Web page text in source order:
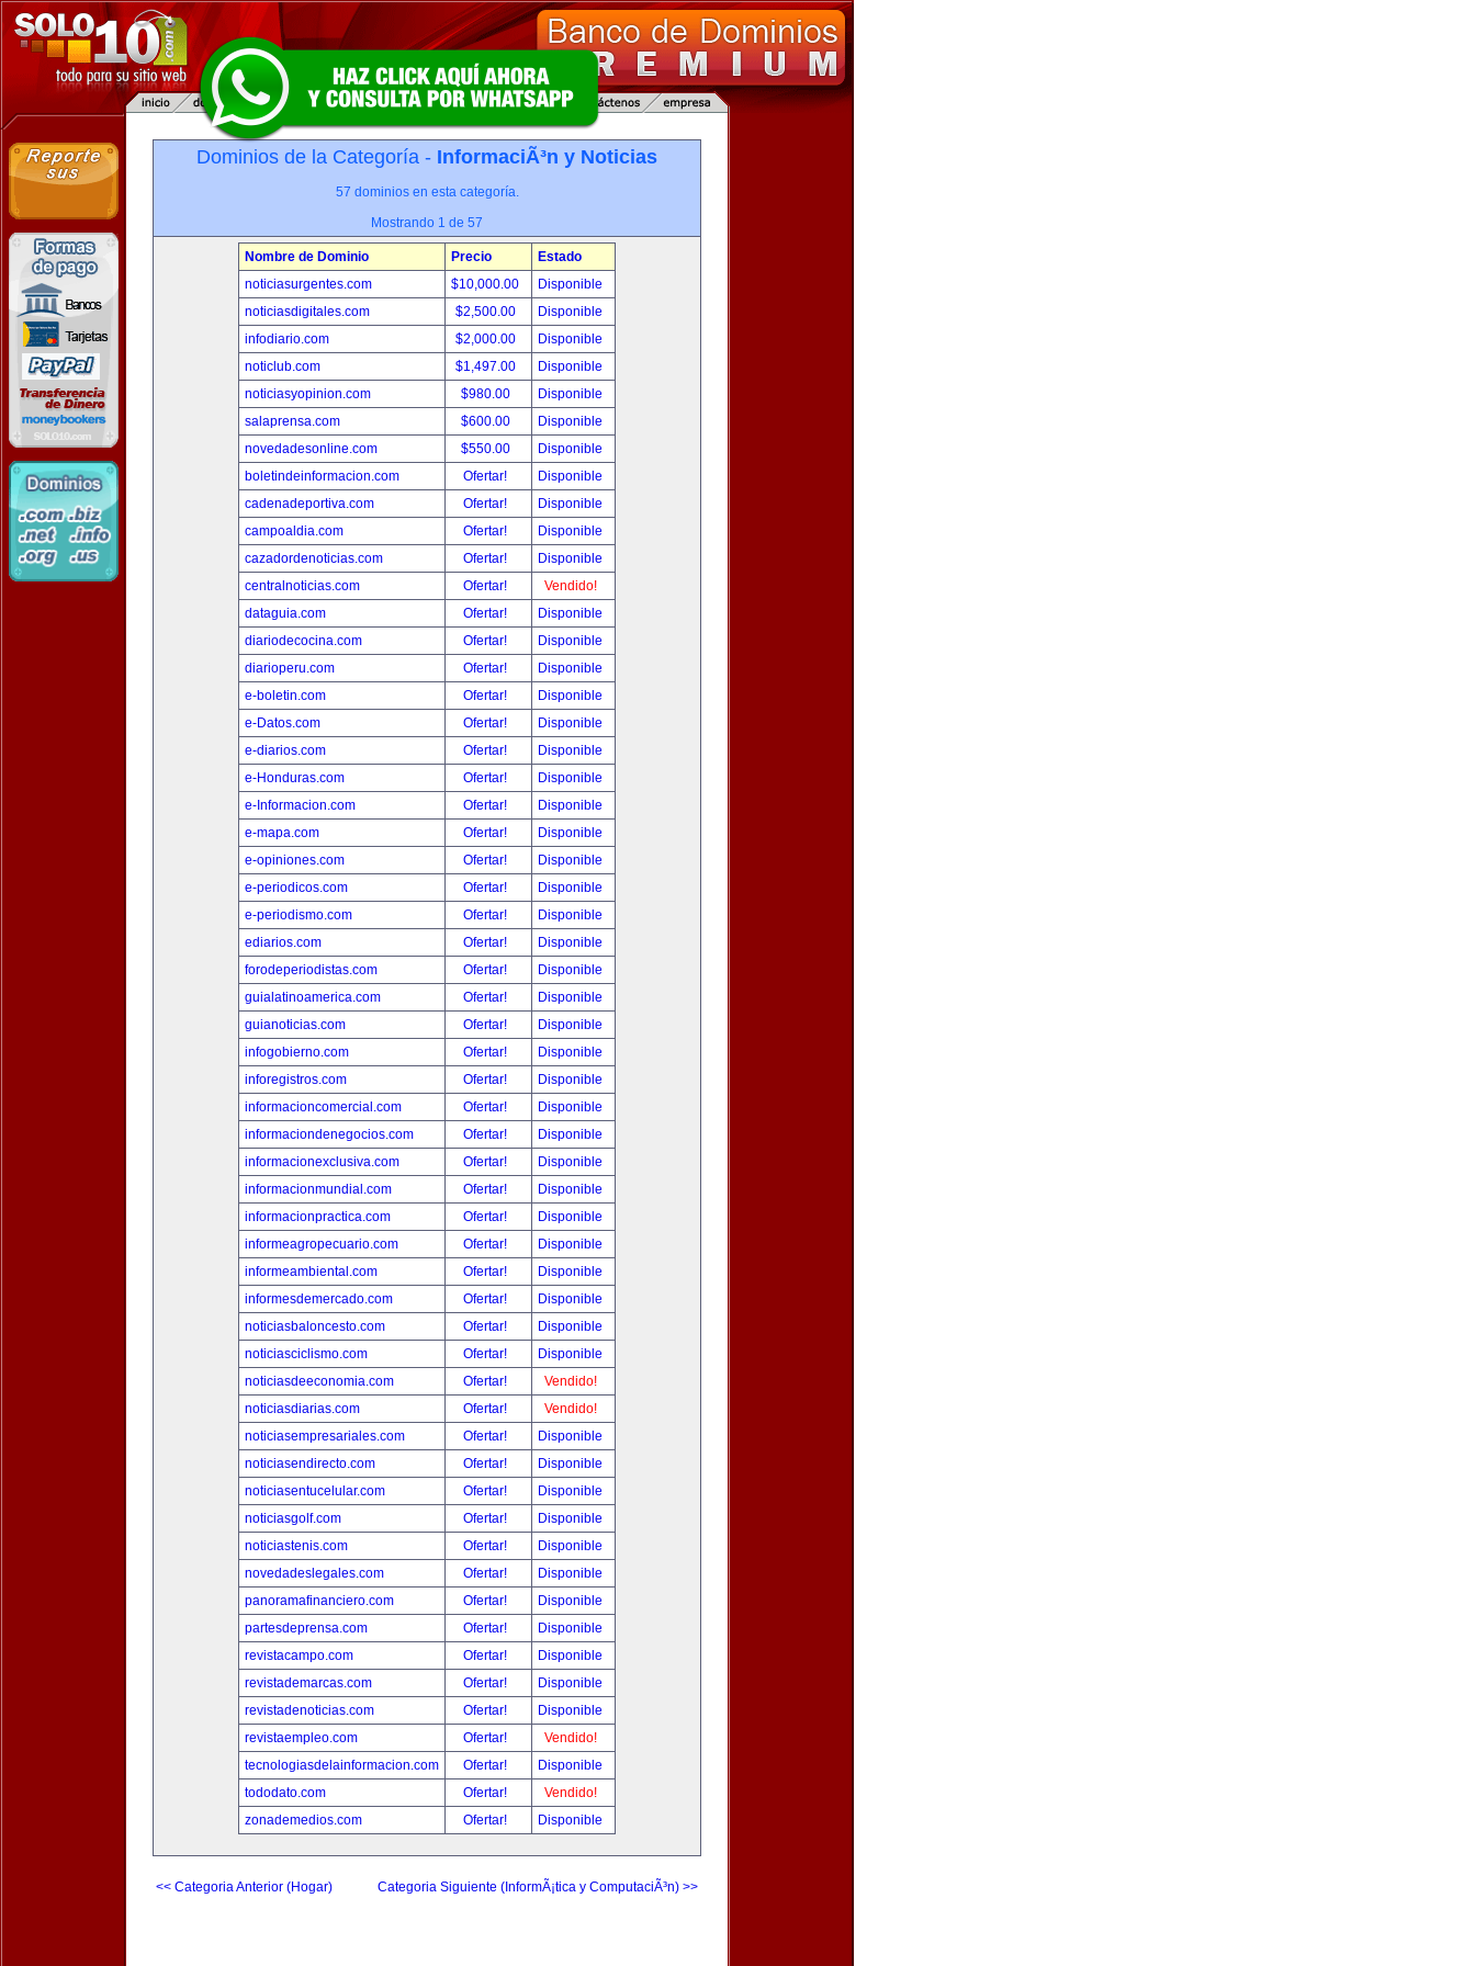
Dominios de la Categoría - InformaciÃ³n y Noticias
57 dominios en esta categoría.
Mostrando 1 de 57
Nombre de Dominio Precio
Estado
noticiasurgentes.com
$10,000.00
Disponible
noticiasdigitales.com
$2,500.00
Disponible
infodiario.com
$2,000.00
Disponible
noticlub.com
$1,497.00
Disponible
noticiasyopinion.com
$980.00
Disponible
salaprensa.com
$600.00
Disponible
novedadesonline.com
$550.00
Disponible
boletindeinformacion.com
Ofertar!
Disponible
cadenadeportiva.com
Ofertar!
Disponible
campoaldia.com
Ofertar!
Disponible
cazadordenoticias.com
Ofertar!
Disponible
centralnoticias.com
Ofertar!
Vendido!
dataguia.com
Ofertar!
Disponible
diariodecocina.com
Ofertar!
Disponible
diarioperu.com
Ofertar!
Disponible
e-boletin.com
Ofertar!
Disponible
e-Datos.com
Ofertar!
Disponible
e-diarios.com
Ofertar!
Disponible
e-Honduras.com
Ofertar!
Disponible
e-Informacion.com
Ofertar!
Disponible
e-mapa.com
Ofertar!
Disponible
e-opiniones.com
Ofertar!
Disponible
e-periodicos.com
Ofertar!
Disponible
e-periodismo.com
Ofertar!
Disponible
ediarios.com
Ofertar!
Disponible
forodeperiodistas.com
Ofertar!
Disponible
guialatinoamerica.com
Ofertar!
Disponible
guianoticias.com
Ofertar!
Disponible
infogobierno.com
Ofertar!
Disponible
inforegistros.com
Ofertar!
Disponible
informacioncomercial.com
Ofertar!
Disponible
informaciondenegocios.com
Ofertar!
Disponible
informacionexclusiva.com
Ofertar!
Disponible
informacionmundial.com
Ofertar!
Disponible
informacionpractica.com
Ofertar!
Disponible
informeagropecuario.com
Ofertar!
Disponible
informeambiental.com
Ofertar!
Disponible
informesdemercado.com
Ofertar!
Disponible
noticiasbaloncesto.com
Ofertar!
Disponible
noticiasciclismo.com
Ofertar!
Disponible
noticiasdeeconomia.com
Ofertar!
Vendido!
noticiasdiarias.com
Ofertar!
Vendido!
noticiasempresariales.com
Ofertar!
Disponible
noticiasendirecto.com
Ofertar!
Disponible
noticiasentucelular.com
Ofertar!
Disponible
noticiasgolf.com
Ofertar!
Disponible
noticiastenis.com
Ofertar!
Disponible
novedadeslegales.com
Ofertar!
Disponible
panoramafinanciero.com
Ofertar!
Disponible
partesdeprensa.com
Ofertar!
Disponible
revistacampo.com
Ofertar!
Disponible
revistademarcas.com
Ofertar!
Disponible
revistadenoticias.com
Ofertar!
Disponible
revistaempleo.com
Ofertar!
Vendido!
tecnologiasdelainformacion.com
Ofertar!
Disponible
tododato.com
Ofertar!
Vendido!
zonademedios.com
Ofertar! Disponible
<< Categoria Anterior (Hogar) Categoria Siguiente (InformÃ¡tica y ComputaciÃ³n) >>